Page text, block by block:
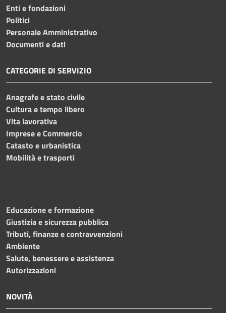
Enti e fondazioni
Politici
Personale Amministrativo
Documenti e dati
CATEGORIE DI SERVIZIO
Anagrafe e stato civile
Cultura e tempo libero
Vita lavorativa
Imprese e Commercio
Catasto e urbanistica
Mobilità e trasporti
Educazione e formazione
Giustizia e sicurezza pubblica
Tributi, finanze e contravvenzioni
Ambiente
Salute, benessere e assistenza
Autorizzazioni
NOVITÀ